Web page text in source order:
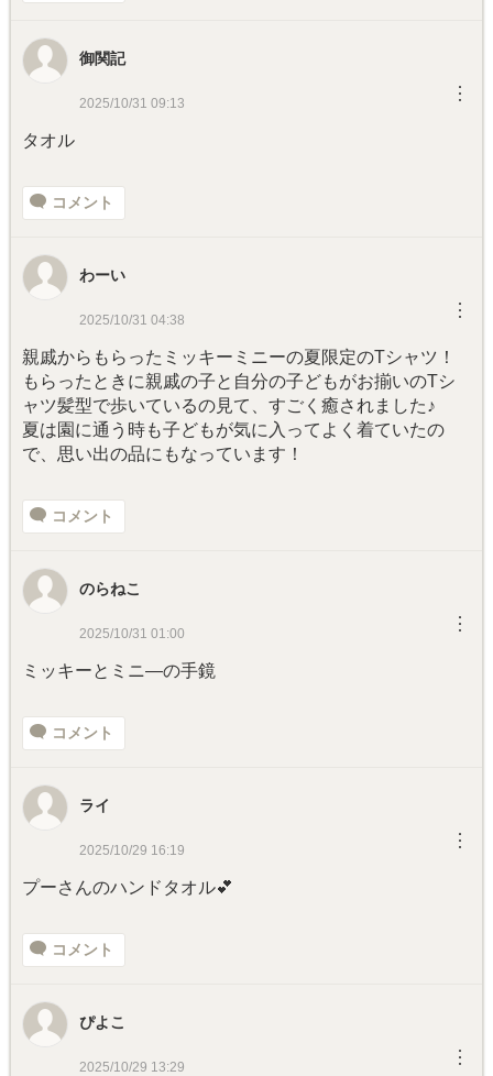
御関記
2025/10/31 09:13 ︙
タオル
コメント
わーい
2025/10/31 04:38 ︙
親戚からもらったミッキーミニーの夏限定のTシャツ！
もらったときに親戚の子と自分の子どもがお揃いのTシ
ャツ髪型で歩いているの見て、すごく癒されました♪
夏は園に通う時も子どもが気に入ってよく着ていたの
で、思い出の品にもなっています！
コメント
のらねこ
2025/10/31 01:00 ︙
ミッキーとミニ―の手鏡
コメント
ライ
2025/10/29 16:19 ︙
プーさんのハンドタオル💕
コメント
ぴよこ
2025/10/29 13:29 ︙